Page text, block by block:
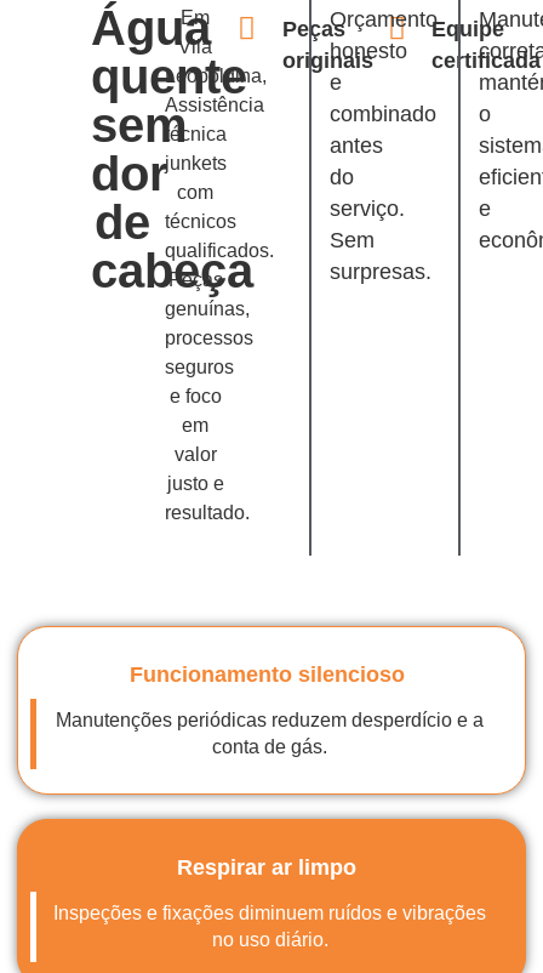
Água
quente
sem
dor
de
cabeça
Em
Vila
Leopoldina,
Assistência
técnica
junkets
com
técnicos
qualificados.
Peças
genuínas,
processos
seguros
e foco
em
valor
justo e
resultado.
Peças
originais
Equipe
certificada
Orçamento
honesto
e
combinado
antes
do
serviço.
Sem
surpresas.
o
e
Funcionamento silencioso
Manutenções periódicas reduzem desperdício e a
conta de gás.
Respirar ar limpo
Inspeções e fixações diminuem ruídos e vibrações
no uso diário.